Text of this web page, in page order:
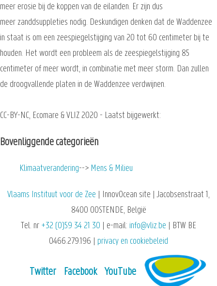
meer erosie bij de koppen van de eilanden. Er zijn dus
meer zanddsuppleties nodig. Deskundigen denken dat de Waddenzee
in staat is om een zeespiegelstijging van 20 tot 60 centimeter bij te
houden. Het wordt een probleem als de zeespiegelstijging 85
centimeter of meer wordt, in combinatie met meer storm. Dan zullen
de droogvallende platen in de Waddenzee verdwijnen.
CC-BY-NC, Ecomare & VLIZ 2020 - Laatst bijgewerkt:
Bovenliggende categorieën
Klimaatverandering Mens & Milieu
Vlaams Instituut voor de Zee | InnovOcean site | Jacobsenstraat 1,
8400 OOSTENDE, België
Tel. nr +32 (0)59 34 21 30 | e-mail: info@vliz.be | BTW BE
0466.279.196 | privacy en cookiebeleid
Twitter Facebook YouTube